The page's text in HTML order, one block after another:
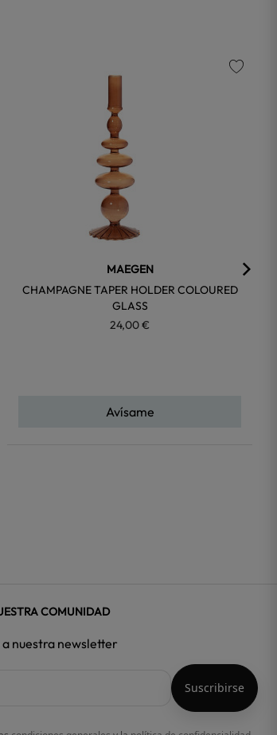
MAEGEN
CHAMPAGNE TAPER HOLDER COLOURED
GLASS
24,00 €
Avísame
COMUNIDAD
nuestra newsletter